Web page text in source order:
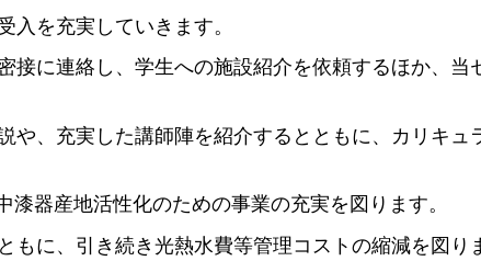
入を充実していきます。
接に連絡し、学生への施設紹介を依頼するほか、当
や、充実した講師陣を紹介するとともに、カリキュ
器産地活性化のための事業の充実を図ります。
もに、引き続き光熱水費等管理コストの縮減を図り